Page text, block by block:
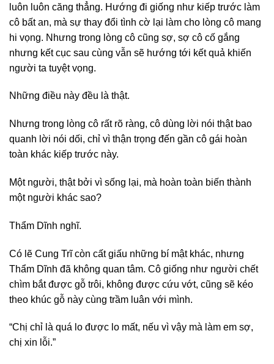
luôn luôn căng thẳng. Hướng đi giống như kiếp trước làm
cô bất an, mà sự thay đổi tình cờ lại làm cho lòng cô mang
hi vọng. Nhưng trong lòng cô cũng sợ, sợ cô cố gắng
nhưng kết cục sau cùng vẫn sẽ hướng tới kết quả khiến
người ta tuyệt vọng.
Những điều này đều là thật.
Nhưng trong lòng cô rất rõ ràng, cô dùng lời nói thật bao
quanh lời nói dối, chỉ vì thận trọng đến gần cô gái hoàn
toàn khác kiếp trước này.
Một người, thật bởi vì sống lại, mà hoàn toàn biến thành
một người khác sao?
Thẩm Dĩnh nghĩ.
Có lẽ Cung Trĩ còn cất giấu những bí mật khác, nhưng
Thẩm Dĩnh đã không quan tâm. Cô giống như người chết
chìm bắt được gỗ trôi, không được cứu vớt, cũng sẽ kéo
theo khúc gỗ này cùng trầm luân với mình.
“Chị chỉ là quá lo được lo mất, nếu vì vậy mà làm em sợ,
chị xin lỗi.”